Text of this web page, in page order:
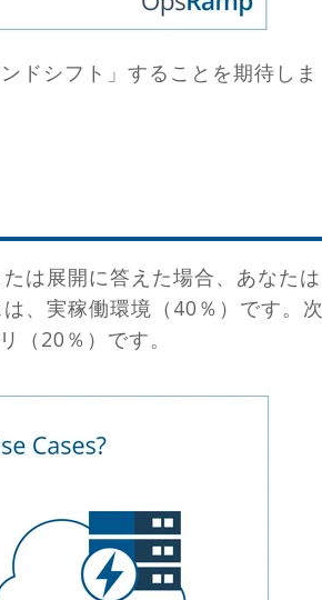
ドシフト」することを期待しま
は展開に答えた場合、あなたは
、実稼働環境（40％）です。次
（20％）です。